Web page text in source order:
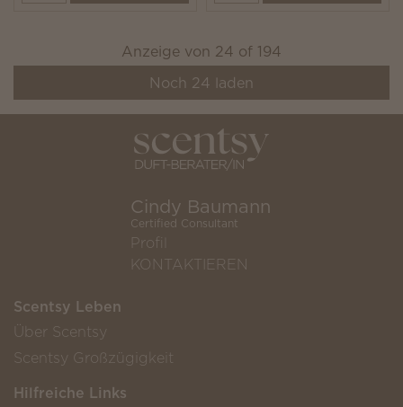
Anzeige von 24 of 194
Noch 24 laden
Cindy Baumann
Certified Consultant
Profil
KONTAKTIEREN
Scentsy Leben
Über Scentsy
Scentsy Großzügigkeit
Hilfreiche Links